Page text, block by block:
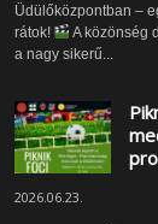
Üdülőközpontban –
rátok!
A közönség
a nagy sikerű...
2026.06.23.